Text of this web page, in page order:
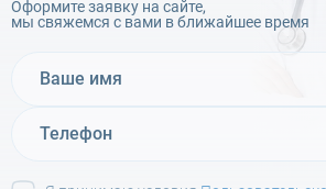
Оформите заявку на сайте,
мы свяжемся с вами в ближайшее время